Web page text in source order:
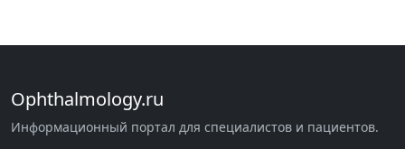
Ophthalmology.ru
Информационный портал для специалистов и пациентов.